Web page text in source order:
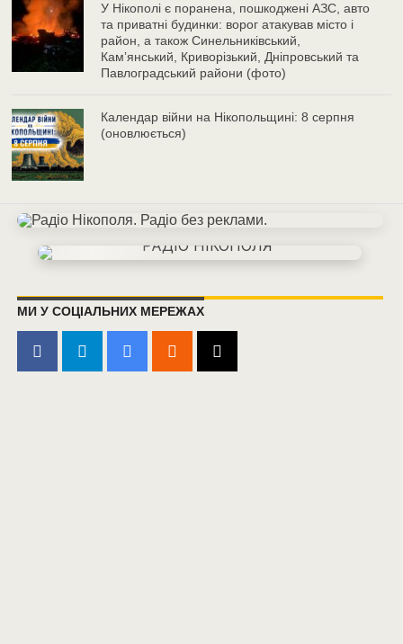
У Нікополі є поранена, пошкоджені АЗС, авто
та приватні будинки: ворог атакував місто і
район, а також Синельниківський,
Камʼянський, Криворізький, Дніпровський та
Павлоградський райони (фото)
Календар війни на Нікопольщині: 8 серпня
(оновлюється)
МИ У СОЦІАЛЬНИХ МЕРЕЖАХ